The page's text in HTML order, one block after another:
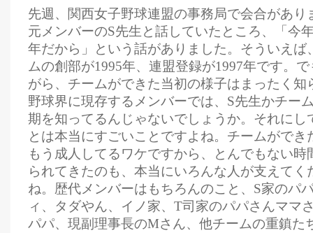
先週、関西女子野球連盟の事務局で会合があり
元メンバーのS先生と話していたところ、「今
年だから」という話がありました。そういえば
ムの創部が1995年、連盟登録が1997年です。
がら、チームができた当初の様子はまったく知
野球界に現存するメンバーでは、S先生かチー
期を知ってるんじゃないでしょうか。それにし
とは本当にすごいことですよね。チームができ
もう成人してるワケですから、とんでもない時
られてきたのも、本当にいろんな人が支えてく
ね。歴代メンバーはもちろんのこと、S家のパ
ィ、タダやん、イノ家、T司家のパパさんママ
パパ、現副理事長のMさん、他チームの重鎮た